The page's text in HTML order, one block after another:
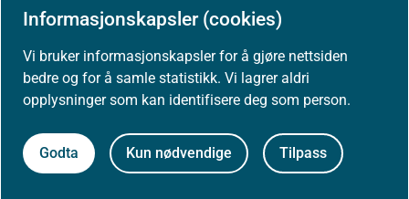
Informasjonskapsler (cookies)
Vi bruker informasjonskapsler for å gjøre nettsiden
bedre og for å samle statistikk. Vi lagrer aldri
opplysninger som kan identifisere deg som person.
Godta Kun nødvendige Tilpass